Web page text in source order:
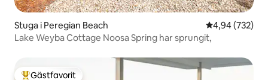
Stuga i Peregian Beach 4,94 av 5 i
4,94 (732)
Lake Weyba Cottage Noosa Spring har sprungit,
Gästfavorit